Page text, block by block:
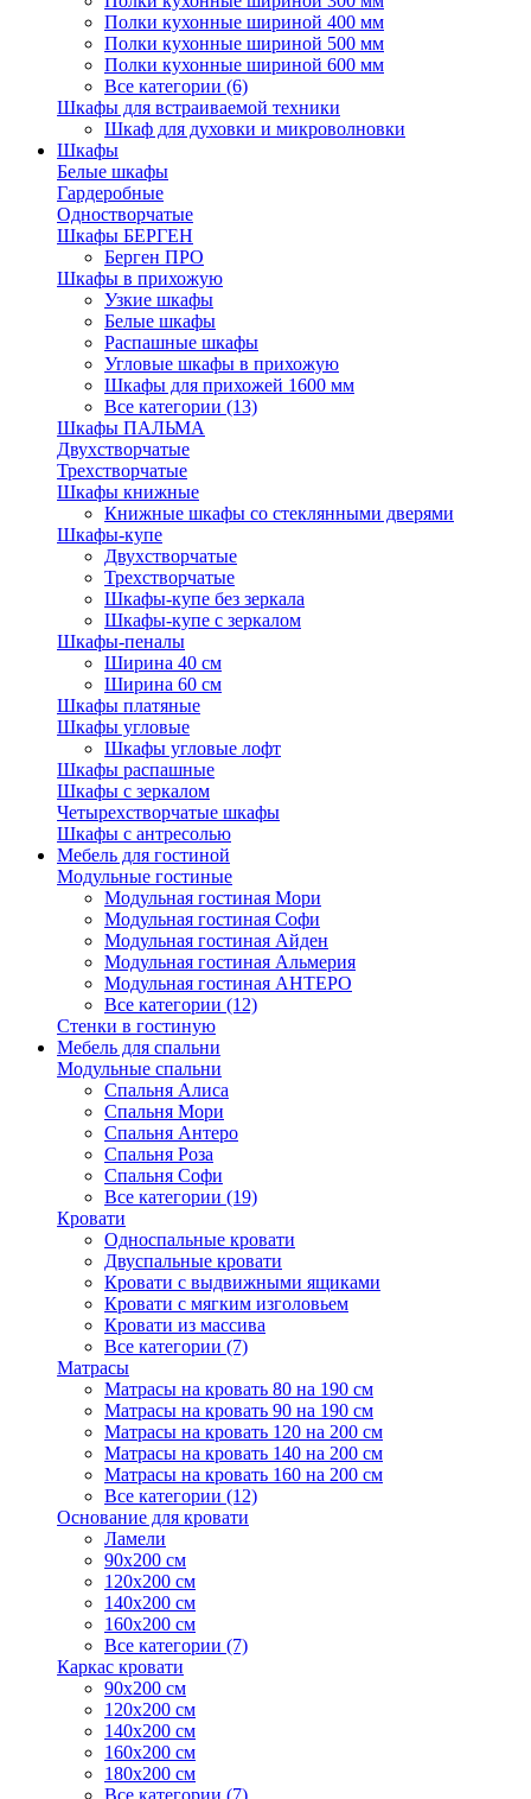
Полки кухонные шириной 400 мм
Полки кухонные шириной 500 мм
Полки кухонные шириной 600 мм
Все категории (6)
Шкафы для встраиваемой техники
Шкаф для духовки и микроволновки
Шкафы
Белые шкафы
Гардеробные
Одностворчатые
Шкафы БЕРГЕН
Берген ПРО
Шкафы в прихожую
Узкие шкафы
Белые шкафы
Распашные шкафы
Угловые шкафы в прихожую
Шкафы для прихожей 1600 мм
Все категории (13)
Шкафы ПАЛЬМА
Двухстворчатые
Трехстворчатые
Шкафы книжные
Книжные шкафы со стеклянными дверями
Шкафы-купе
Двухстворчатые
Трехстворчатые
Шкафы-купе без зеркала
Шкафы-купе с зеркалом
Шкафы-пеналы
Ширина 40 см
Ширина 60 см
Шкафы платяные
Шкафы угловые
Шкафы угловые лофт
Шкафы распашные
Шкафы с зеркалом
Четырехстворчатые шкафы
Шкафы с антресолью
Мебель для гостиной
Модульные гостиные
Модульная гостиная Мори
Модульная гостиная Софи
Модульная гостиная Айден
Модульная гостиная Альмерия
Модульная гостиная АНТЕРО
Все категории (12)
Стенки в гостиную
Мебель для спальни
Модульные спальни
Спальня Алиса
Спальня Мори
Спальня Антеро
Спальня Роза
Спальня Софи
Все категории (19)
Кровати
Односпальные кровати
Двуспальные кровати
Кровати с выдвижными ящиками
Кровати с мягким изголовьем
Кровати из массива
Все категории (7)
Матрасы
Матрасы на кровать 80 на 190 см
Матрасы на кровать 90 на 190 см
Матрасы на кровать 120 на 200 см
Матрасы на кровать 140 на 200 см
Матрасы на кровать 160 на 200 см
Все категории (12)
Основание для кровати
Ламели
90х200 см
120х200 см
140х200 см
160х200 см
Все категории (7)
Каркас кровати
90х200 см
120х200 см
140х200 см
160х200 см
180х200 см
Все категории (7)